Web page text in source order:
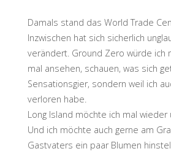
Damals stand das World Trade
Inzwischen hat sich sicherlich
verändert. Ground Zero würde ich
mal ansehen, schauen, was sich
Sensationsgier, sondern weil ich
verloren habe.
Long Island möchte ich mal wieder
Und ich möchte auch gerne am
Gastvaters ein paar Blumen